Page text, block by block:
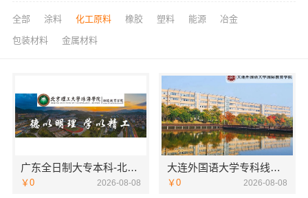
全部 涂料 化工原料 橡胶 塑料 能源 冶金
包装材料 金属材料
广东全日制大专本科-北京理工大学珠海学院继教院
￥0 2026-08-08
大连外国语大学专科线上招生线上报名
￥0 2026-08-08